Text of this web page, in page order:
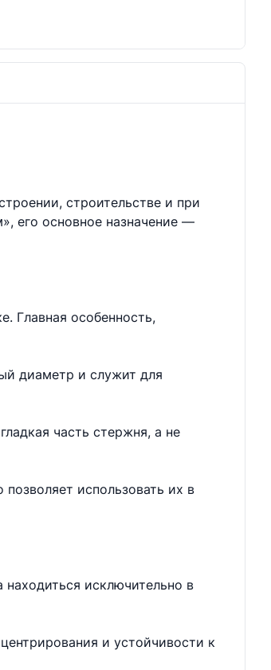
строительстве и при
его основное назначение —
Главная особенность,
диаметр и служит для
часть стержня, а не
использовать их в
исключительно в
и устойчивости к